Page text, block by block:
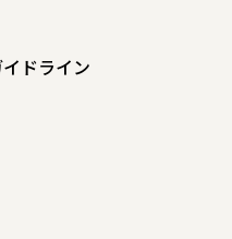
ドライン